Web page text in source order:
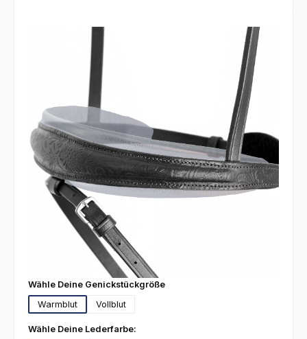
Wähle Deine Genickstückgrößeauswählen
Warmblut
Vollblut
Wähle Deine Lederfarbe: